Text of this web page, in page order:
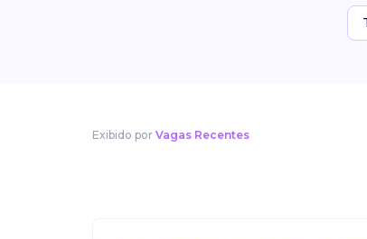
Exibido por Vagas Recentes